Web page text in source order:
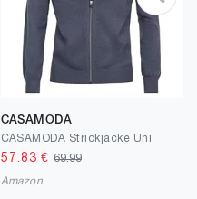
CASAMODA
CASAMODA Strickjacke Uni
57.83 € 69.99
Amazon